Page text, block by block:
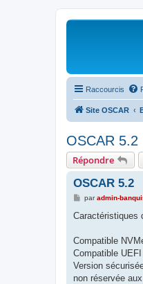
Raccourcis
Site OSCAR
OSCAR 5.2
Répondre
OSCAR 5.2
M
s
g
paradmin-
Caractéristiques
Compatible
Compatible
Version
non réservée aux